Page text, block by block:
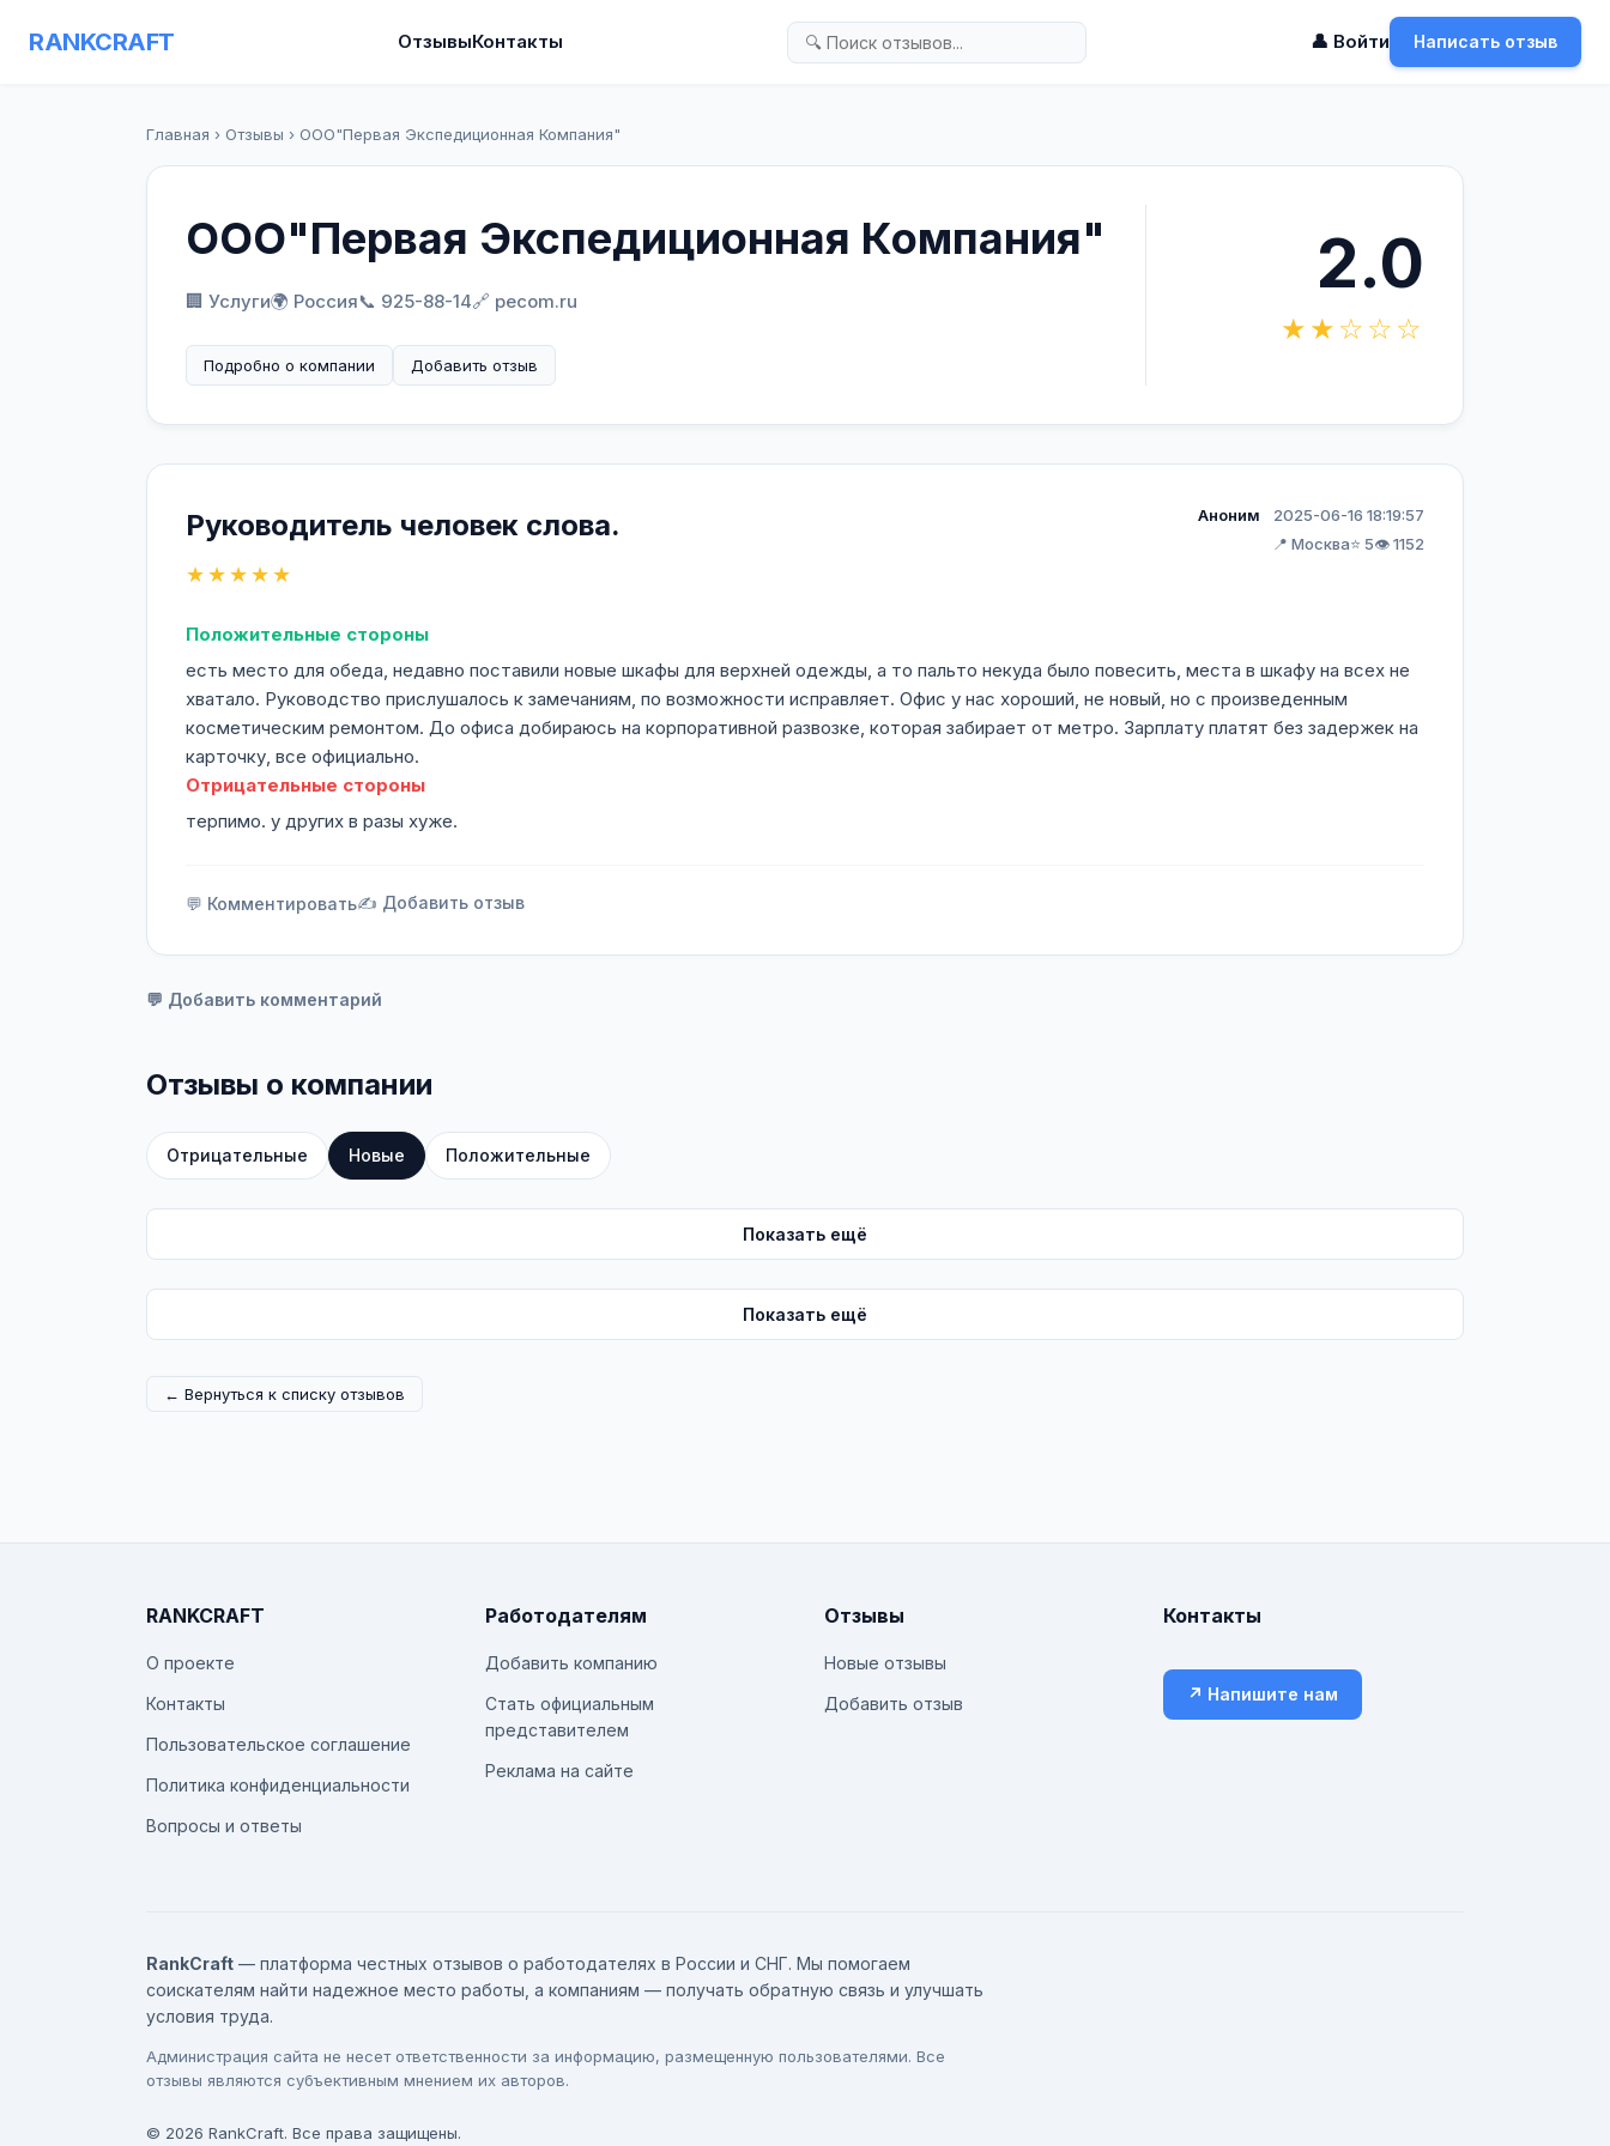
RANKCRAFT ОтзывыКонтакты 👤 Войти Написать отзыв
Главная › Отзывы › ООО"Первая Экспедиционная Компания"
ООО"Первая Экспедиционная Компания"
🏢 Услуги🌍 Россия📞 925-88-14🔗 pecom.ru
Подробно о компании Добавить отзыв
2.0
★★☆☆☆
Руководитель человек слова.
★★★★★
Аноним
2025-06-16 18:19:57
📍 Москва⭐ 5👁️ 1152
Положительные стороны
есть место для обеда, недавно поставили новые шкафы для верхней одежды, а то пальто некуда было повесить, места в шкафу на всех не
хватало. Руководство прислушалось к замечаниям, по возможности исправляет. Офис у нас хороший, не новый, но с произведенным
косметическим ремонтом. До офиса добираюсь на корпоративной развозке, которая забирает от метро. Зарплату платят без задержек на
карточку, все официально.
Отрицательные стороны
терпимо. у других в разы хуже.
💬 Комментировать✍️ Добавить отзыв
💬 Добавить комментарий
Отзывы о компании
Отрицательные Новые Положительные
Показать ещё
Показать ещё
← Вернуться к списку отзывов
RANKCRAFT
О проекте
Контакты
Пользовательское соглашение
Политика конфиденциальности
Вопросы и ответы
Работодателям
Добавить компанию
Стать официальным
представителем
Реклама на сайте
Отзывы
Новые отзывы
Добавить отзыв
Контакты
↗ Напишите нам
RankCraft — платформа честных отзывов о работодателях в России и СНГ. Мы помогаем
соискателям найти надежное место работы, а компаниям — получать обратную связь и улучшать
условия труда.
Администрация сайта не несет ответственности за информацию, размещенную пользователями. Все
отзывы являются субъективным мнением их авторов.
© 2026 RankCraft. Все права защищены.